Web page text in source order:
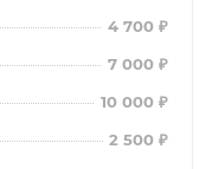
4 700 ₽
7 000 ₽
10 000 ₽
2 500 ₽